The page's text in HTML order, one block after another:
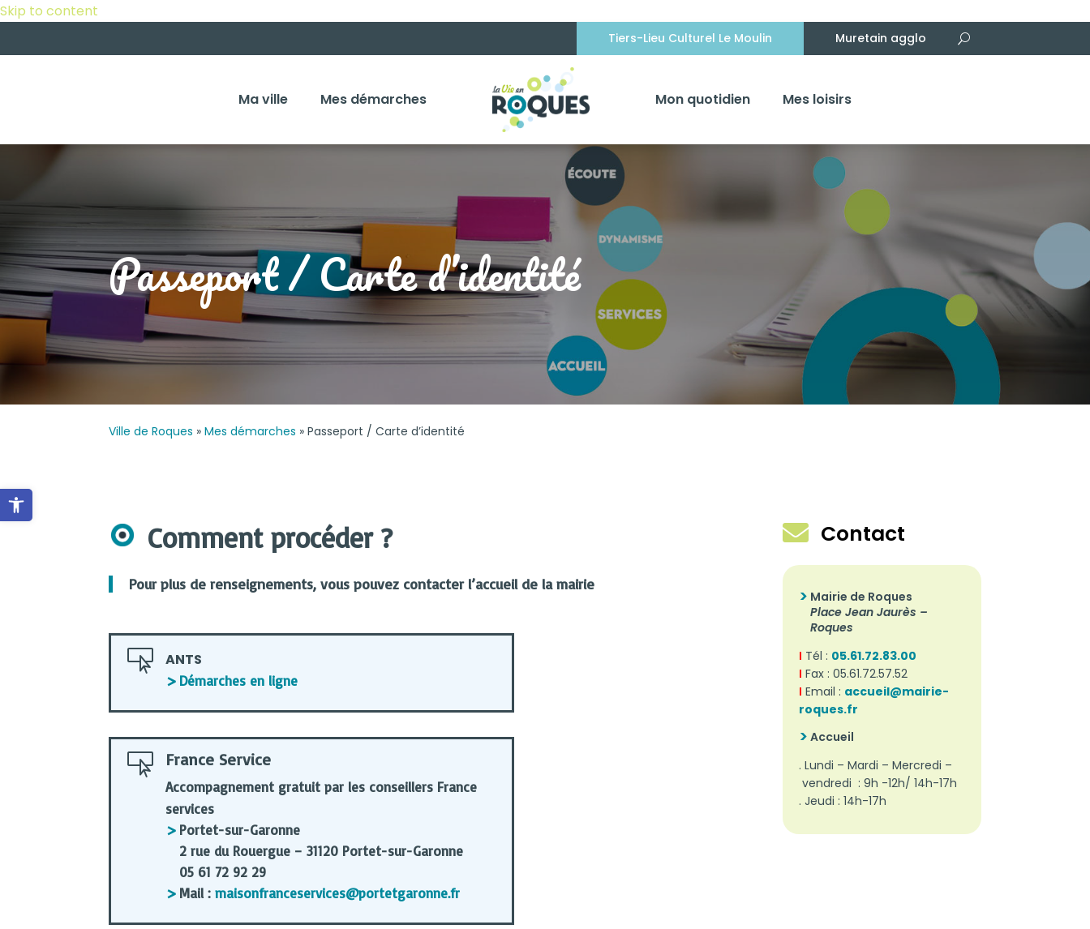
Skip to content
Ouvrir la barre d’outils
Tiers-Lieu Culturel Le Moulin Muretain agglo
Ma ville Mes démarches Mon quotidien Mes loisirs
Passeport / Carte d’identité
Ville de Roques »Mes démarches »Passeport / Carte d’identité
Comment procéder ?
Pour plus de renseignements, vous pouvez contacter l’accueil de la mairie
 ANTS
Démarches en ligne
 France Service
Accompagnement gratuit par les conseillers France
services
Portet-sur-Garonne
2 rue du Rouergue – 31120 Portet-sur-Garonne
05 61 72 92 29
Mail :maisonfranceservices@portetgaronne.fr
 Contact
Mairie de Roques
Place Jean Jaurès –
Roques
I Tél : 05.61.72.83.00
I Fax : 05.61.72.57.52
I Email : accueil@mairie-
roques.fr
Accueil
. Lundi – Mardi – Mercredi –
vendredi : 9h -12h/ 14h-17h
. Jeudi : 14h-17h